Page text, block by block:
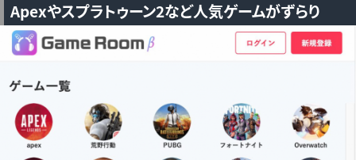
Apexやスプラトゥーン2など人気ゲームがずらり